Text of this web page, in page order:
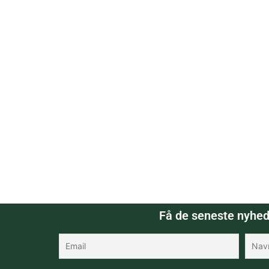
Få de seneste